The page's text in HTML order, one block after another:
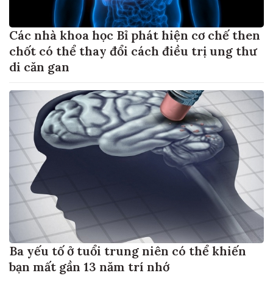
Các nhà khoa học Bỉ phát hiện cơ chế then
chốt có thể thay đổi cách điều trị ung thư
di căn gan
Ba yếu tố ở tuổi trung niên có thể khiến
bạn mất gần 13 năm trí nhớ